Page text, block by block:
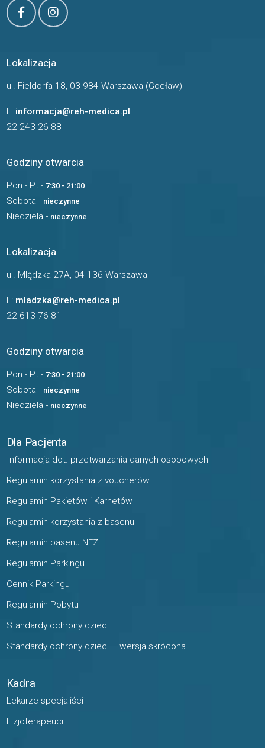
Lokalizacja
ul. Fieldorfa 18, 03-984 Warszawa (Gocław)
E: informacja@reh-medica.pl
22 243 26 88
Godziny otwarcia
Pon - Pt - 7:30 - 21:00
Sobota - nieczynne
Niedziela - nieczynne
Lokalizacja
ul. Mlądzka 27A, 04-136 Warszawa
E: mladzka@reh-medica.pl
22 613 76 81
Godziny otwarcia
Pon - Pt - 7:30 - 21:00
Sobota - nieczynne
Niedziela - nieczynne
Dla Pacjenta
Informacja dot. przetwarzania danych osobowych
Regulamin korzystania z voucherów
Regulamin Pakietów i Karnetów
Regulamin korzystania z basenu
Regulamin basenu NFZ
Regulamin Parkingu
Cennik Parkingu
Regulamin Pobytu
Standardy ochrony dzieci
Standardy ochrony dzieci – wersja skrócona
Kadra
Lekarze specjaliści
Fizjoterapeuci